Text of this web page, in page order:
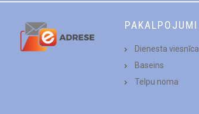
PAKALPOJUMI
Dienesta viesnīca
Baseins
Telpu noma